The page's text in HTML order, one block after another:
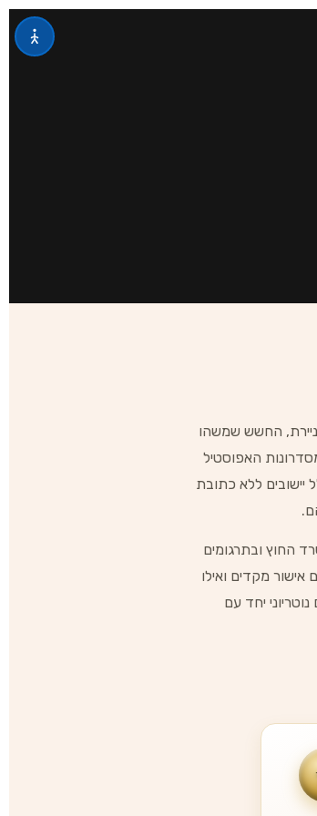
החשש שמשהו
האפוסטיל
יישובים ללא כתובת
החוץ ובתרגומים
אישור מקדים ואילו
יחד עם